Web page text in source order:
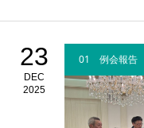
23
DEC
2025
01 例会報告